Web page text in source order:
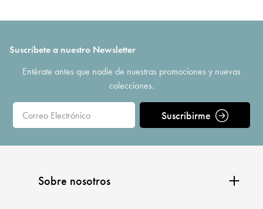
Suscríbete a nuestro Newsletter
Entérate antes que nadie de nuestras promociones y nuevas
colecciones.
Suscribirme
Sobre nosotros